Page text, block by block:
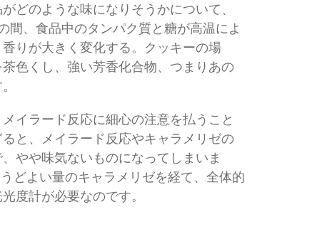
どのような味になりそうかについて、
間、食品中のタンパク質と糖が高温によ
りが大きく変化する。クッキーの場
色くし、強い芳香化合物、つまりあの
イラード反応に細心の注意を払うこと
と、メイラード反応やキャラメリゼの
やや味気ないものになってしまいま
どよい量のキャラメリゼを経て、全体的
度計が必要なのです。